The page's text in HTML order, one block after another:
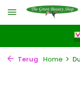
Terug Home